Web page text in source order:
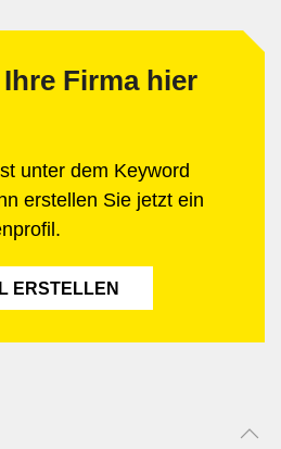
Firma hier
unter dem Keyword
erstellen Sie jetzt ein
ERSTELLEN